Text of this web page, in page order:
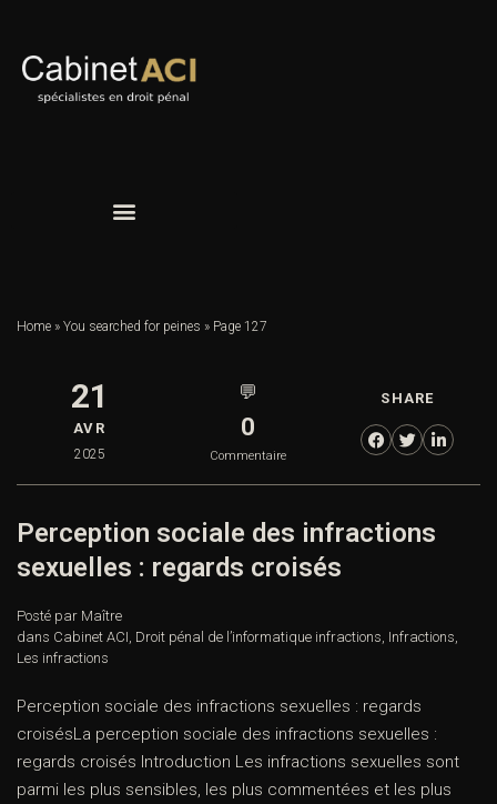
Home » You searched for peines » Page 127
21
AVR
2025
💬
0
Commentaire
SHARE
Perception sociale des infractions
sexuelles : regards croisés
Posté par Maître
dans Cabinet ACI, Droit pénal de l’informatique infractions, Infractions,
Les infractions
Perception sociale des infractions sexuelles : regards
croisésLa perception sociale des infractions sexuelles :
regards croisés Introduction Les infractions sexuelles sont
parmi les plus sensibles, les plus commentées et les plus